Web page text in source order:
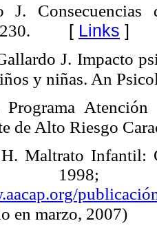
J.
[ Links ]
J. Impacto
y niñas. An
de Alto Riesgo
Maltrato Infantil:
en marzo, 2007)